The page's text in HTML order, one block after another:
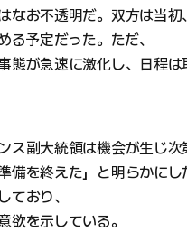
お不透明だ。双方は当初、
予定だった。ただ、
が急速に激化し、日程は
副大統領は機会が生じ次
備を終えた」と明らかにし
ており、
欲を示している。